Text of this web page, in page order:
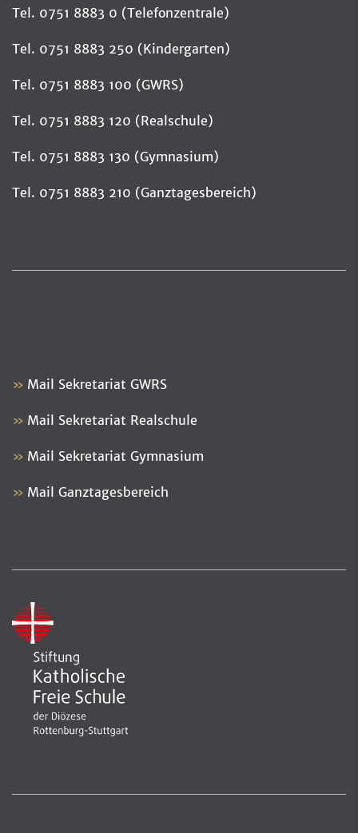
Tel. 0751 8883 0 (Telefonzentrale)
Tel. 0751 8883 250 (Kindergarten)
Tel. 0751 8883 100 (GWRS)
Tel. 0751 8883 120 (Realschule)
Tel. 0751 8883 130 (Gymnasium)
Tel. 0751 8883 210 (Ganztagesbereich)
Mail Sekretariat GWRS
Mail Sekretariat Realschule
Mail Sekretariat Gymnasium
Mail Ganztagesbereich